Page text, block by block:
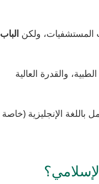
ولكن الباب
والقدرة العالية
باللغة الإنجليزية (خاصة